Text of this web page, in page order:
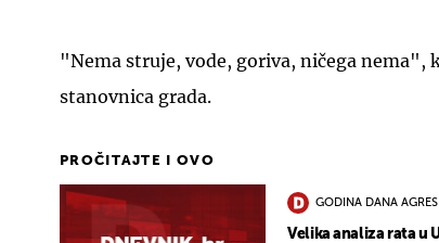
"Nema struje, vode, goriva, ničega nema",
stanovnica grada.
PROČITAJTE I OVO
GODINA DANA
Velika analiza rata u